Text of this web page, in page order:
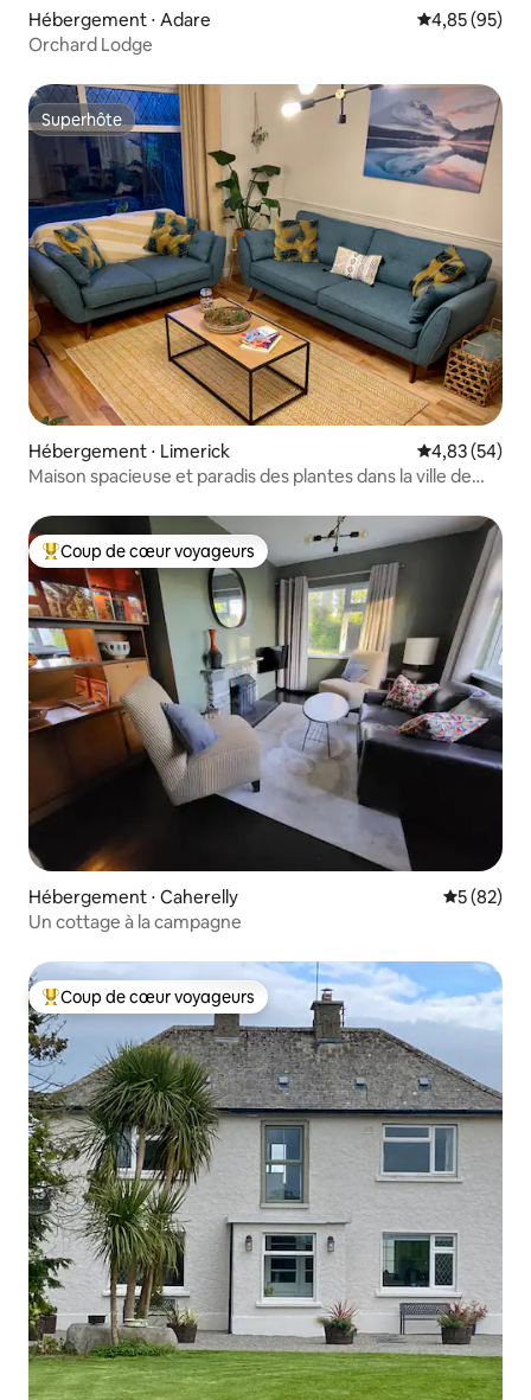
Hébergement ⋅ Adare Évaluation
4,85 (95)
Orchard Lodge
Superhôte
Superhôte
Hébergement ⋅ Limerick Évaluation
4,83 (54)
Maison spacieuse et paradis des plantes dans la ville de
Coups de cœur voyageurs les plus appréciés
Coup de cœur voyageurs
Hébergement ⋅ Caherelly
5 (82)
Un cottage à la campagne
Coups de cœur voyageurs les plus appréciés
Coup de cœur voyageurs